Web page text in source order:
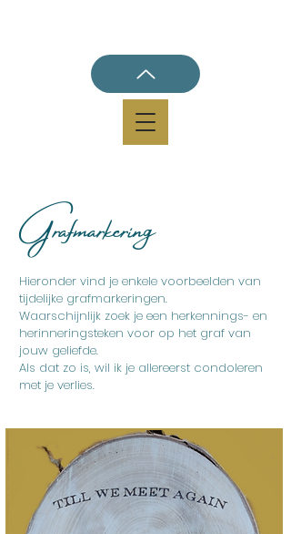
Grafmarkering
Hieronder vind je enkele voorbeelden van
tijdelijke grafmarkeringen.
Waarschijnlijk zoek je een herkennings- en
herinneringsteken voor op het graf van
jouw geliefde.
Als dat zo is, wil ik je allereerst condoleren
met je verlies.